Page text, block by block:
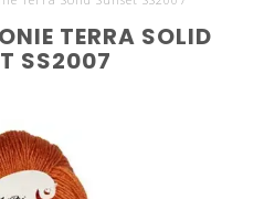
TERRA SOLID
SS2007